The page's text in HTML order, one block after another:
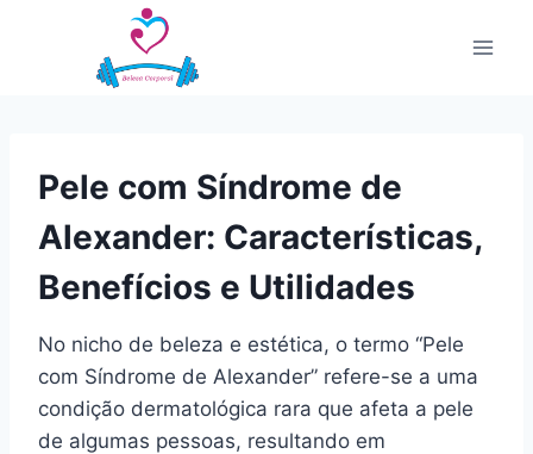
Pele com Síndrome de
Alexander: Características,
Benefícios e Utilidades
No nicho de beleza e estética, o termo “Pele
com Síndrome de Alexander” refere-se a uma
condição dermatológica rara que afeta a pele
de algumas pessoas, resultando em